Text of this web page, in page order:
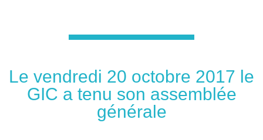
Le vendredi 20 octobre 2017 le
GIC a tenu son assemblée
générale